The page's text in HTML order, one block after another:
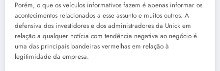
Porém, o que os veículos informativos fazem é apenas informar os
acontecimentos relacionados a esse assunto e muitos outros. A
defensiva dos investidores e dos administradores da Unick em
relação a qualquer notícia com tendência negativa ao negócio é
uma das principais bandeiras vermelhas em relação à
legitimidade da empresa.